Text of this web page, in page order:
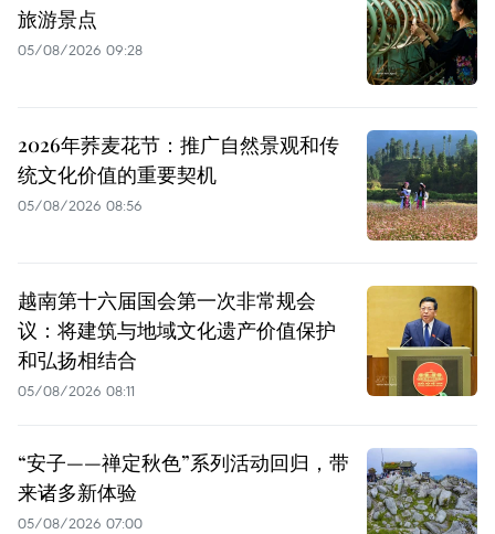
旅游景点
05/08/2026 09:28
2026年荞麦花节：推广自然景观和传
统文化价值的重要契机
05/08/2026 08:56
越南第十六届国会第一次非常规会
议：将建筑与地域文化遗产价值保护
和弘扬相结合
05/08/2026 08:11
“安子——禅定秋色”系列活动回归，带
来诸多新体验
05/08/2026 07:00